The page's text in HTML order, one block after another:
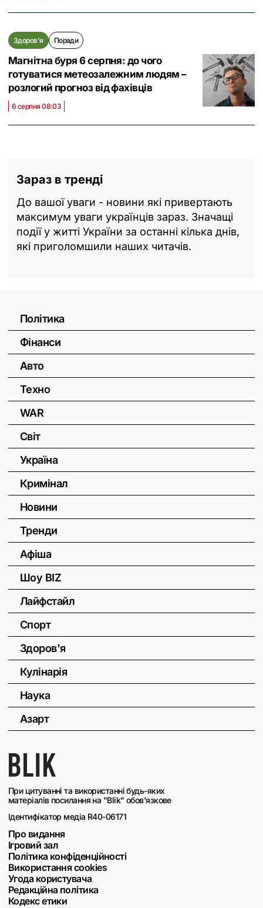
Здоров'я Поради
Магнітна буря 6 серпня: до чого
готуватися метеозалежним людям –
розлогий прогноз від фахівців
6 серпня 08:03
Зараз в тренді
До вашої уваги - новини які привертають
максимум уваги українців зараз. Значащі
події у житті України за останні кілька днів,
які приголомшили наших читачів.
При цитуванні та використанні будь-яких
матеріалів посилання на "Blik" обов'язкове
Ідентифікатор медіа R40-06171
Про видання
Ігровий зал
Політика конфіденційності
Використання cookies
Угода користувача
Редакційна політика
Кодекс етики
Політика
Фінанси
Авто
Техно
WAR
Світ
Україна
Кримінал
Новини
Тренди
Афіша
Шоу BIZ
Лайфстайл
Спорт
Здоров'я
Кулінарія
Наука
Азарт